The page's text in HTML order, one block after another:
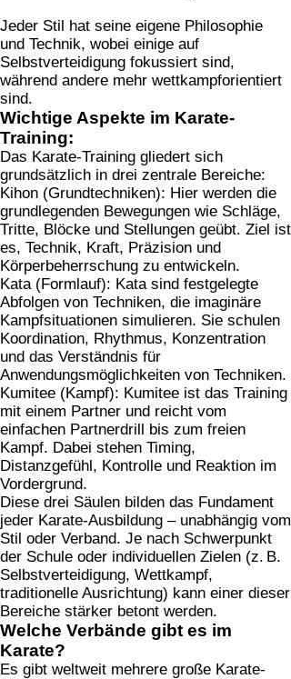
Jeder Stil hat seine eigene Philosophie
und Technik, wobei einige auf
Selbstverteidigung fokussiert sind,
während andere mehr wettkampforientiert
sind.
Wichtige Aspekte im Karate-
Training:
Das Karate-Training gliedert sich
grundsätzlich in drei zentrale Bereiche:
Kihon (Grundtechniken): Hier werden die
grundlegenden Bewegungen wie Schläge,
Tritte, Blöcke und Stellungen geübt. Ziel ist
es, Technik, Kraft, Präzision und
Körperbeherrschung zu entwickeln.
Kata (Formlauf): Kata sind festgelegte
Abfolgen von Techniken, die imaginäre
Kampfsituationen simulieren. Sie schulen
Koordination, Rhythmus, Konzentration
und das Verständnis für
Anwendungsmöglichkeiten von Techniken.
Kumitee (Kampf): Kumitee ist das Training
mit einem Partner und reicht vom
einfachen Partnerdrill bis zum freien
Kampf. Dabei stehen Timing,
Distanzgefühl, Kontrolle und Reaktion im
Vordergrund.
Diese drei Säulen bilden das Fundament
jeder Karate-Ausbildung – unabhängig vom
Stil oder Verband. Je nach Schwerpunkt
der Schule oder individuellen Zielen (z. B.
Selbstverteidigung, Wettkampf,
traditionelle Ausrichtung) kann einer dieser
Bereiche stärker betont werden.
Welche Verbände gibt es im
Karate?
Es gibt weltweit mehrere große Karate-